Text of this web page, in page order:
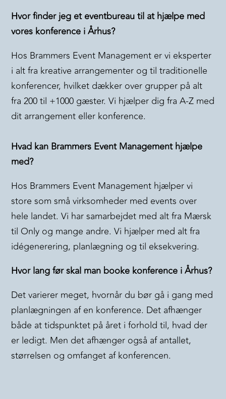
Hvor finder jeg et eventbureau til at hjælpe med
vores konference i Århus?
Hos Brammers Event Management er vi eksperter
i alt fra kreative arrangementer og til traditionelle
konferencer, hvilket dækker over grupper på alt
fra 200 til +1000 gæster. Vi hjælper dig fra A-Z med
dit arrangement eller konference.
Hvad kan Brammers Event Management hjælpe
med?
Hos Brammers Event Management hjælper vi
store som små virksomheder med events over
hele landet. Vi har samarbejdet med alt fra Mærsk
til Only og mange andre. Vi hjælper med alt fra
idégenerering, planlægning og til eksekvering.
Hvor lang før skal man booke konference i Århus?
Det varierer meget, hvornår du bør gå i gang med
planlægningen af en konference. Det afhænger
både at tidspunktet på året i forhold til, hvad der
er ledigt. Men det afhænger også af antallet,
størrelsen og omfanget af konferencen.